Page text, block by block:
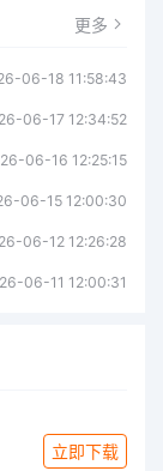
更多
06-18 11:58:43
06-17 12:34:52
06-16 12:25:15
06-15 12:00:30
06-12 12:26:28
06-11 12:00:31
立即下载